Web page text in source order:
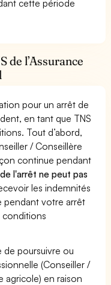
cette période
de l’Assurance
pour un arrêt de
en tant que TNS
Tout d’abord,
/ Conseillère
continue pendant
l'arrêt ne peut pas
les indemnités
pendant votre arrêt
conditions
de poursuivre ou
(Conseiller /
agricole) en raison